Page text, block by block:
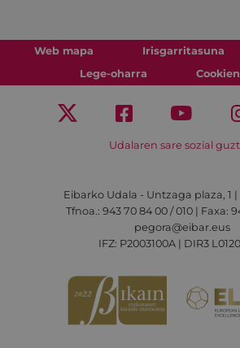
Web mapa Irisgarritasuna
Lege-oharra
Udalaren sare sozial
Eibarko Udala - Untzaga plaza, 1
Tfnoa.: 943 70 84 00 / 010 | Faxa:
pegora@eibar.eus
IFZ: P2003100A | DIR3